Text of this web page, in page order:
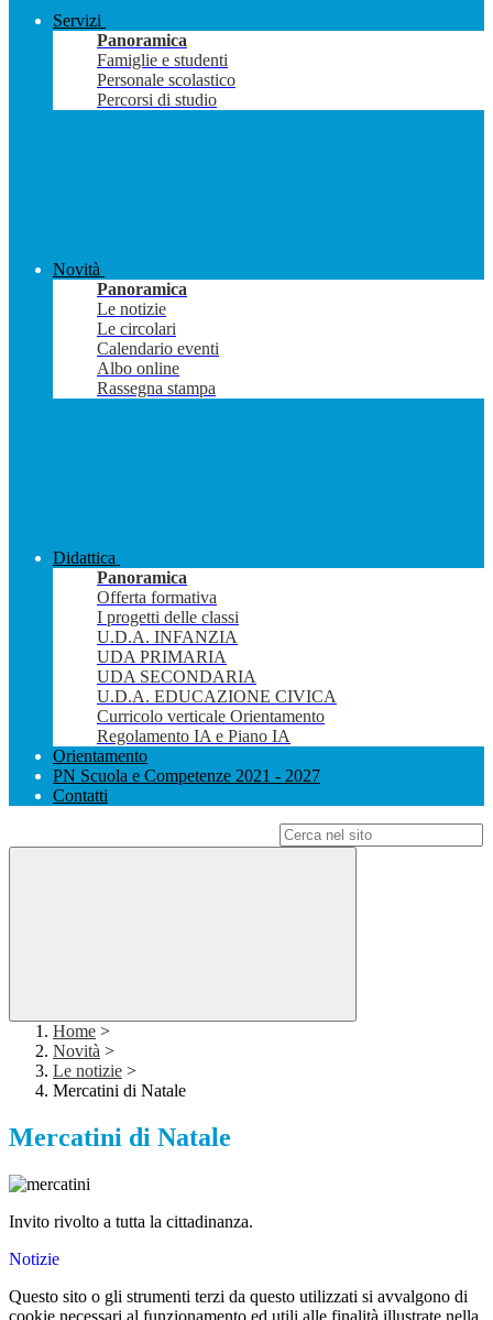
Servizi
Panoramica
Famiglie e studenti
Personale scolastico
Percorsi di studio
Novità
Panoramica
Le notizie
Le circolari
Calendario eventi
Albo online
Rassegna stampa
Didattica
Panoramica
Offerta formativa
I progetti delle classi
U.D.A. INFANZIA
UDA PRIMARIA
UDA SECONDARIA
U.D.A. EDUCAZIONE CIVICA
Curricolo verticale Orientamento
Regolamento IA e Piano IA
Orientamento
PN Scuola e Competenze 2021 - 2027
Contatti
Home >
Novità >
Le notizie >
Mercatini di Natale
Mercatini di Natale
Invito rivolto a tutta la cittadinanza.
Notizie
Questo sito o gli strumenti terzi da questo utilizzati si avvalgono di